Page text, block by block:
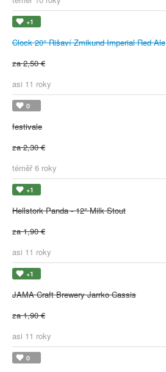
+1
Clock 20° Rišaví Zmikund Imperial Red Ale
za 2,50 €
asi 11 roky
0
festivale
za 2,30 €
téměř 6 roky
+1
Hellstork Panda - 12° Milk Stout
za 1,90 €
asi 11 roky
+1
JAMA Craft Brewery Jarrko Cassis
za 1,90 €
asi 11 roky
0